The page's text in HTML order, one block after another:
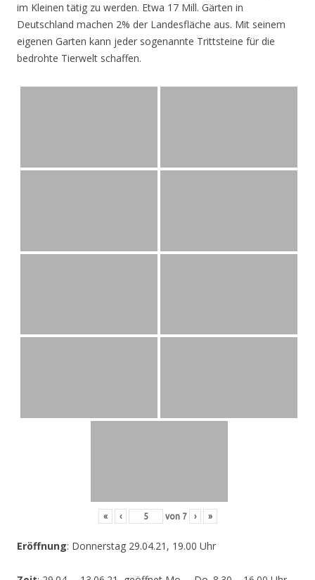
im Kleinen tätig zu werden. Etwa 17 Mill. Gärten in
Deutschland machen 2% der Landesfläche aus. Mit seinem
eigenen Garten kann jeder sogenannte Trittsteine für die
bedrohte Tierwelt schaffen.
« ‹ von 7 › »
Eröffnung: Donnerstag 29.04.21, 19.00 Uhr